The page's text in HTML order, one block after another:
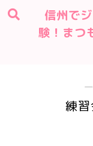
信州で
験！まつ
練